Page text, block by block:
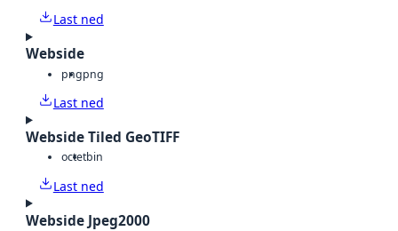
Last ned
Webside
pngpng
Last ned
Webside Tiled GeoTIFF
octetbin
Last ned
Webside Jpeg2000